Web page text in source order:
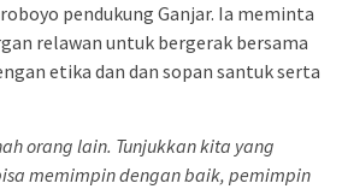
pendukung Ganjar. Ia meminta
relawan untuk bergerak bersama
etika dan dan sopan santuk serta
orang lain. Tunjukkan kita yang
memimpin dengan baik, pemimpin